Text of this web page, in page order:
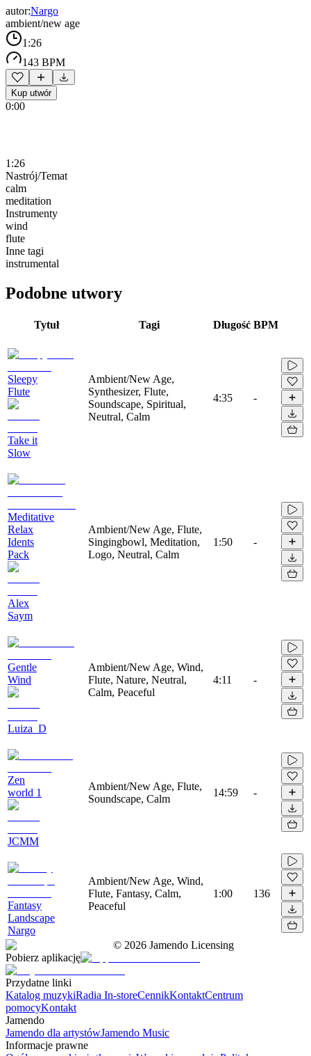
autor:Nargo
ambient/new age
1:26
143 BPM
Kup utwór
0:00
1:26
Nastrój/Temat
calm
meditation
Instrumenty
wind
flute
Inne tagi
instrumental
Podobne utwory
Tytuł Tagi Długość BPM
Sleepy
Flute
Take it
Slow
Ambient/New Age,
Synthesizer, Flute,
Soundscape, Spiritual,
Neutral, Calm
4:35 -
Meditative
Relax
Idents
Pack
Alex
Saym
Ambient/New Age, Flute,
Singingbowl, Meditation,
Logo, Neutral, Calm
1:50 -
Gentle
Wind
Luiza_D
Ambient/New Age, Wind,
Flute, Nature, Neutral,
Calm, Peaceful
4:11 -
Zen
world 1
JCMM
Ambient/New Age, Flute,
Soundscape, Calm
14:59 -
Fantasy
Landscape
Nargo
Ambient/New Age, Wind,
Flute, Fantasy, Calm,
Peaceful
1:00 136
© 2026 Jamendo Licensing
Pobierz aplikację
Przydatne linki
Katalog muzykiRadia In-storeCennikKontaktCentrum
pomocyKontakt
Jamendo
Jamendo dla artystówJamendo Music
Informacje prawne